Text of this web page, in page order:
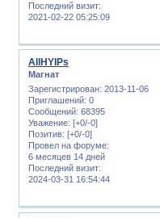
Последний визит:
2021-02-22 05:25:09
AllHYIPs
Магнат
Зарегистрирован: 2013-11-06
Приглашений: 0
Сообщений: 68395
Уважение: [+0/-0]
Позитив: [+0/-0]
Провел на форуме:
6 месяцев 14 дней
Последний визит:
2024-03-31 16:54:44